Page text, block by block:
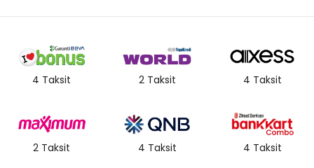
4 Taksit 2 Taksit 4 Taksit
2 Taksit 4 Taksit 4 Taksit